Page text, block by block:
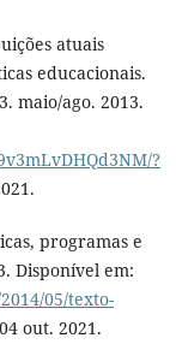
atuais
educacionais.
maio/ago. 2013.
?
programas e
Disponível em:
05/texto-
out. 2021.